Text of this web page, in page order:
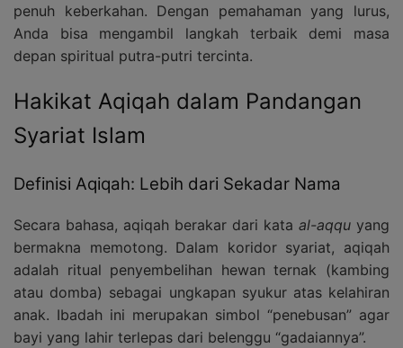
penuh keberkahan. Dengan pemahaman yang lurus,
Anda bisa mengambil langkah terbaik demi masa
depan spiritual putra-putri tercinta.
Hakikat Aqiqah dalam Pandangan
Syariat Islam
Definisi Aqiqah: Lebih dari Sekadar Nama
Secara bahasa, aqiqah berakar dari kata al-aqqu yang
bermakna memotong. Dalam koridor syariat, aqiqah
adalah ritual penyembelihan hewan ternak (kambing
atau domba) sebagai ungkapan syukur atas kelahiran
anak. Ibadah ini merupakan simbol “penebusan” agar
bayi yang lahir terlepas dari belenggu “gadaiannya”.